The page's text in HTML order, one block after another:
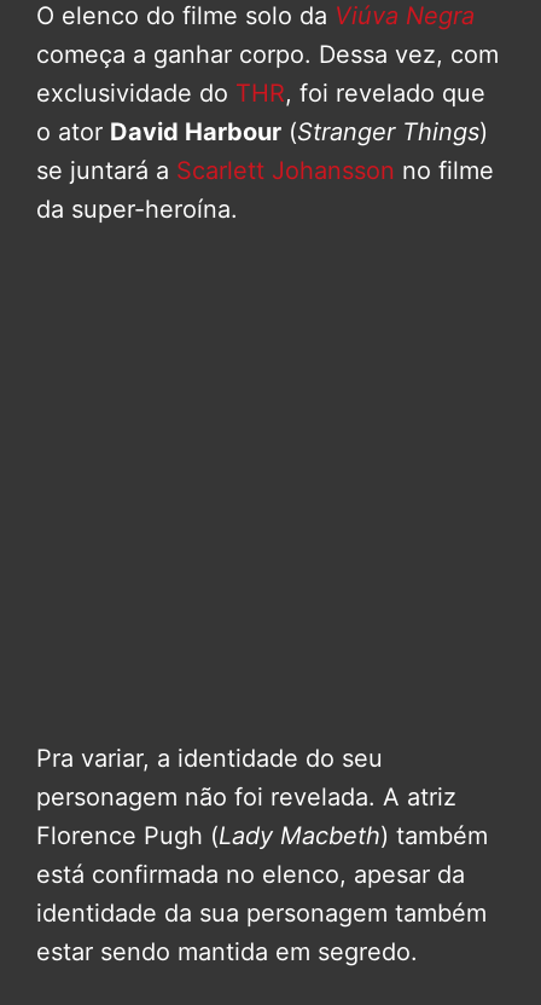
O elenco do filme solo da Viúva Negra
começa a ganhar corpo. Dessa vez, com
exclusividade do THR, foi revelado que
o ator David Harbour (Stranger Things)
se juntará a Scarlett Johansson no filme
da super-heroína.
Pra variar, a identidade do seu
personagem não foi revelada. A atriz
Florence Pugh (Lady Macbeth) também
está confirmada no elenco, apesar da
identidade da sua personagem também
estar sendo mantida em segredo.